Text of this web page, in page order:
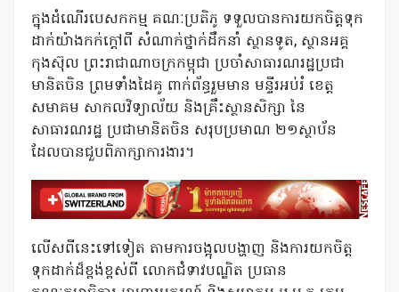
ក្នុងដំណើរបេសកកម្ម គណៈប្រតិភូ ទទួលបានការយកចិត្តទុក
ដាក់យ៉ាងកក់ក្តៅពី សំណាក់ថ្នាក់ដឹកនាំ ស្ថានទូត, ស្ថានអគ្គ
កុងស៊ុល ព្រះរាជាណាចក្រកម្ពុជា ប្រចាំសាធារណរដ្ឋប្រជា
មានិតចិន ព្រមទាំងដៃគូ ពាក់ព័ន្ធរួមមាន មន្ទីរអប់រំ ខេត្ត
សមាគម សាកលវិទ្យាល័យ និងគ្រឹះស្ថានសិក្សា នៃ
សាធារណរដ្ឋ ប្រជាមានិតចិន សរុបប្រមាណ ២១ស្ថាប័ន
ដែលបានជួបពិភាក្សាការងារ។
លើសពីនេះទៅទៀត តាមការចង្អុលបង្ហាញ និងការយកចិត្ត
ទុកដាក់ដ៏ខ្ពង់ខ្ពស់ពី លោកជំទាវបណ្ឌិត ប្រធាន